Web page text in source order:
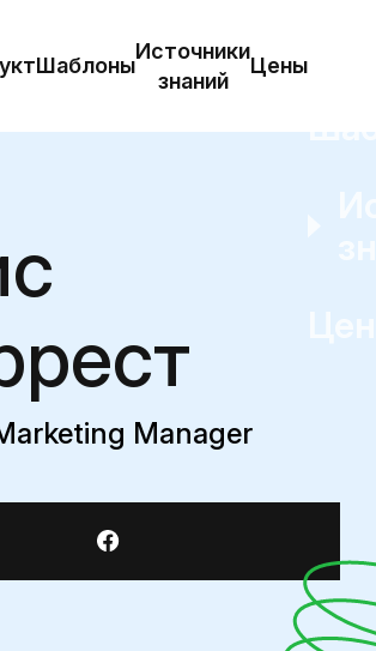
Шаблоны
Источники
знаний
Цены
Manager